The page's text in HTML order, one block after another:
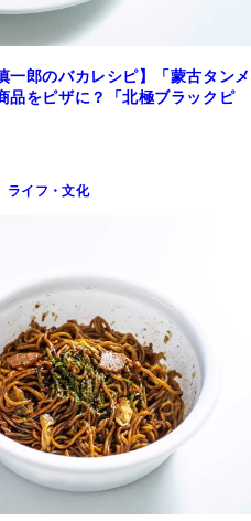
一郎のバカレシピ】「蒙古タンメ
品をピザに？「北極ブラックピ
ライフ・文化